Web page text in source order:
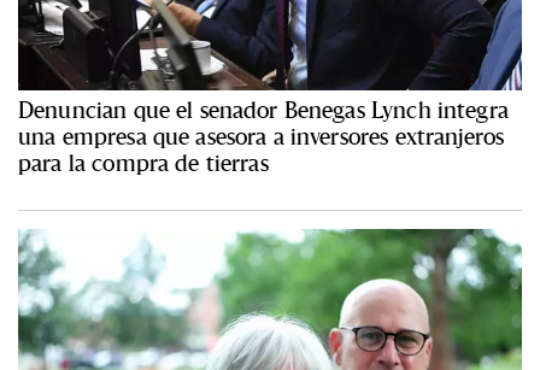
Denuncian que el senador Benegas Lynch integra
una empresa que asesora a inversores extranjeros
para la compra de tierras